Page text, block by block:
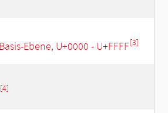
Ebene, U+0000 - U+FFFF[3]
[4]